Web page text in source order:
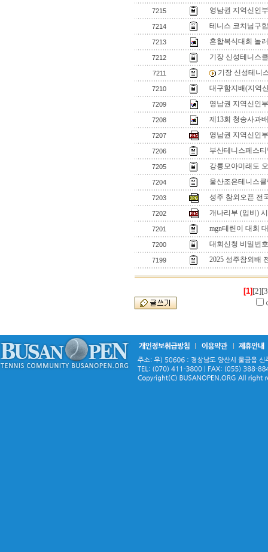
7215 영남권 지역신인부
7214 테니스 코치님구
7213 혼합복식대회 놀
7212 기장 신성테니스
7211 기장 신성테니
7210 대구함지배(지역
7209 영남권 지역신인
7208 제13회 청송사과
7207 영남권 지역신인
7206 부산테니스페스
7205 강릉모아미래도
7204 울산조은테니스
7203 성주 참외오픈 전
7202 개나리부 (입비)
7201 mgn테린이 대회
7200 대회신청 비밀번호
7199 2025 성주참외배
[1] [2]